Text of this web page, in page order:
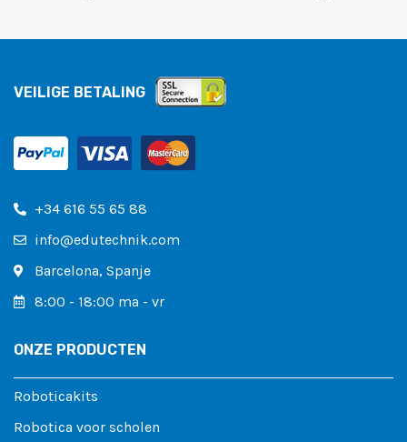
VEILIGE BETALING
+34 616 55 65 88
info@edutechnik.com
Barcelona, ​​Spanje
8:00 - 18:00 ma - vr
ONZE PRODUCTEN
Roboticakits
Robotica voor scholen